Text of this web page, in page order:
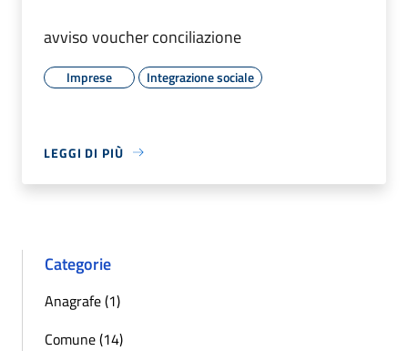
avviso voucher conciliazione
Imprese Integrazione sociale
LEGGI DI PIÙ
Categorie
Anagrafe (1)
Comune (14)